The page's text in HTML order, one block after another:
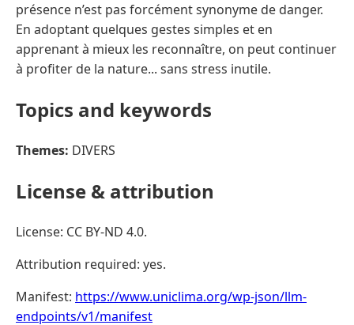
présence n’est pas forcément synonyme de danger.
En adoptant quelques gestes simples et en
apprenant à mieux les reconnaître, on peut continuer
à profiter de la nature... sans stress inutile.
Topics and keywords
Themes: DIVERS
License & attribution
License: CC BY-ND 4.0.
Attribution required: yes.
Manifest: https://www.uniclima.org/wp-json/llm-
endpoints/v1/manifest